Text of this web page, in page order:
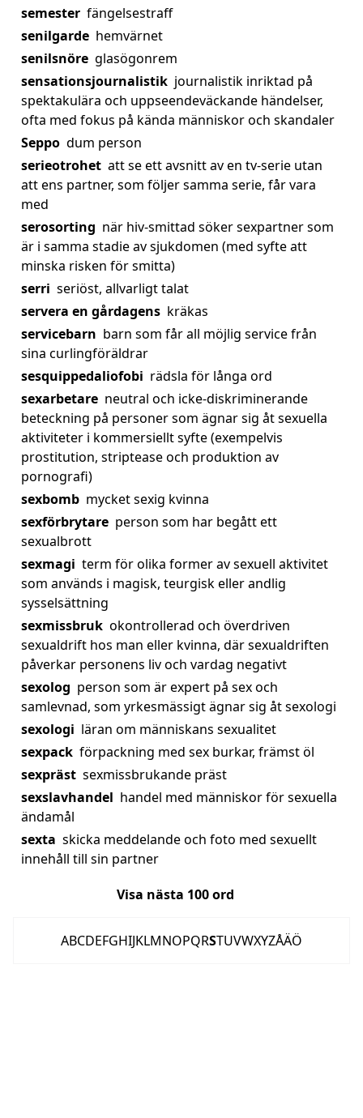
semester fängelsestraff
senilgarde hemvärnet
senilsnöre glasögonrem
sensationsjournalistik journalistik inriktad på
spektakulära och uppseendeväckande händelser,
ofta med fokus på kända människor och skandaler
Seppo dum person
serieotrohet att se ett avsnitt av en tv-serie utan
att ens partner, som följer samma serie, får vara
med
serosorting när hiv-smittad söker sexpartner som
är i samma stadie av sjukdomen (med syfte att
minska risken för smitta)
serri seriöst, allvarligt talat
servera en gårdagens kräkas
servicebarn barn som får all möjlig service från
sina curlingföräldrar
sesquippedaliofobi rädsla för långa ord
sexarbetare neutral och icke-diskriminerande
beteckning på personer som ägnar sig åt sexuella
aktiviteter i kommersiellt syfte (exempelvis
prostitution, striptease och produktion av
pornografi)
sexbomb mycket sexig kvinna
sexförbrytare person som har begått ett
sexualbrott
sexmagi term för olika former av sexuell aktivitet
som används i magisk, teurgisk eller andlig
sysselsättning
sexmissbruk okontrollerad och överdriven
sexualdrift hos man eller kvinna, där sexualdriften
påverkar personens liv och vardag negativt
sexolog person som är expert på sex och
samlevnad, som yrkesmässigt ägnar sig åt sexologi
sexologi läran om människans sexualitet
sexpack förpackning med sex burkar, främst öl
sexpräst sexmissbrukande präst
sexslavhandel handel med människor för sexuella
ändamål
sexta skicka meddelande och foto med sexuellt
innehåll till sin partner
Visa nästa 100ord
ABCDEFGHIJKLMNOPQRSTUVWXYZÅÄÖ